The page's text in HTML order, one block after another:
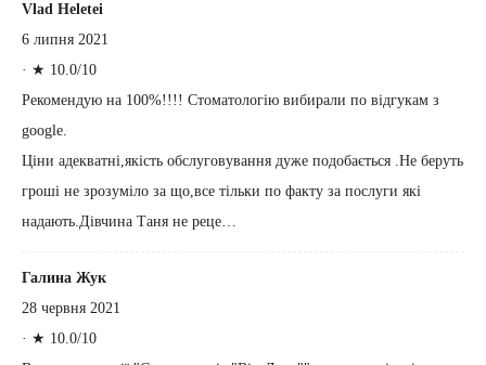
Vlad Heletei
6 липня 2021
· ★ 10.0/10
Рекомендую на 100%!!!! Стоматологію вибирали по відгукам з
google.
Ціни адекватні,якість обслуговування дуже подобається .Не беруть
гроші не зрозуміло за що,все тільки по факту за послуги які
надають.Дівчина Таня не реце…
Галина Жук
28 червня 2021
· ★ 10.0/10